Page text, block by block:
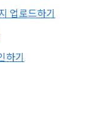
업로드하기
기